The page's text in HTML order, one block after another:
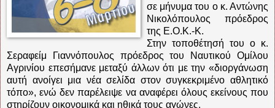
σε μήνυμα του ο κ. Αντώνης
Νικολόπουλος πρόεδρος
της Ε.Ο.Κ.-Κ.
Στην τοποθέτησή του ο κ.
Σεραφείμ Γιαννόπουλος πρόεδρος του Ναυτικού Ομίλου
Αγρινίου επεσήμανε μεταξύ άλλων ότι με την «διοργάνωση
αυτή ανοίγει μια νέα σελίδα στον συγκεκριμένο αθλητικό
τόπο», ενώ δεν παρέλειψε να αναφέρει όλους εκείνους που
στηρίζουν οικονομικά και ηθικά τους αγώνες.